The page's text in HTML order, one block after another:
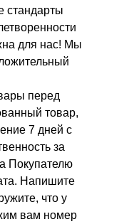
для нас! Мы
перед
товар,
7 дней с
за
Покупателю
Напишите
что у
вам номер